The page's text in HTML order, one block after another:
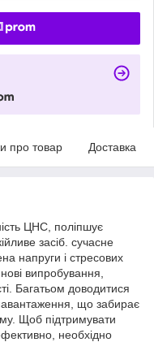
про товар Доставка
ЦНС, поліпшує
засіб. сучасне
напруги і стресових
випробування,
Багатьом доводитися
що забирає
Щоб підтримувати
необхідно